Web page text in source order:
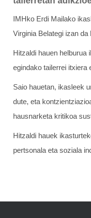
IMHko Erdi Mailako
Virginia Belategi izan
Hitzaldi hauen helburua
egindako tailerrei itxiera
Saio hauetan, ikasleek
dute, eta
hausnarketa kritikoa
Hitzaldi hauek
pertsonala eta soziala